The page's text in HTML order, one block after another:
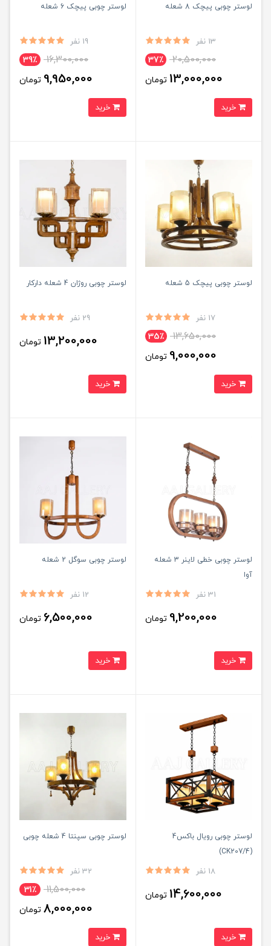
لوستر چوبی پیچک 8 شعله
13 نفر
20,500,000 37٪
13,000,000 تومان
لوستر چوبی پیچک 6 شعله
19 نفر
16,300,000 39٪
9,950,000 تومان
لوستر چوبی پیچک 5 شعله
17 نفر
13,650,000 35٪
9,000,000 تومان
لوستر چوبی روژان 4 شعله دارکار
29 نفر
13,200,000 تومان
لوستر چوبی خطی لاینر 3 شعله
آوا
31 نفر
9,200,000 تومان
لوستر چوبی سوگل 2 شعله
12 نفر
6,500,000 تومان
لوستر چوبی رویال باکس4
(CK207/4)
18 نفر
14,600,000 تومان
لوستر چوبی سپنتا 4 شعله چوبی
32 نفر
11,500,000 31٪
8,000,000 تومان